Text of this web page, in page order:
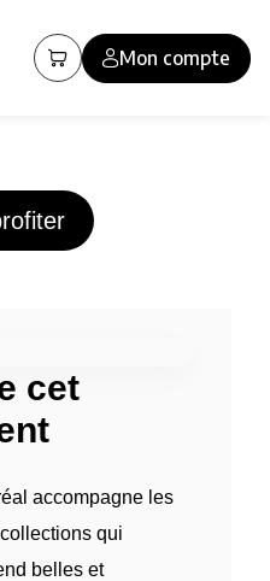
Mon compte
cet
accompagne les
qui
belles et